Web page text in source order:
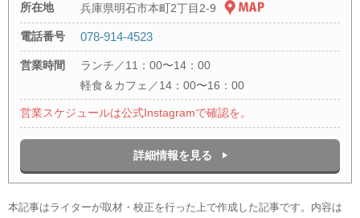
所在地 兵庫県明石市本町2丁目2-9
電話番号 078-914-4523
営業時間
ランチ／11：00〜14：00
軽食＆カフェ／14：00〜16：00
営業スケジュールは公式Instagramで確認を。
詳細情報を見る
本記事はライターが取材・校正を行った上で作成した記事です。内容は